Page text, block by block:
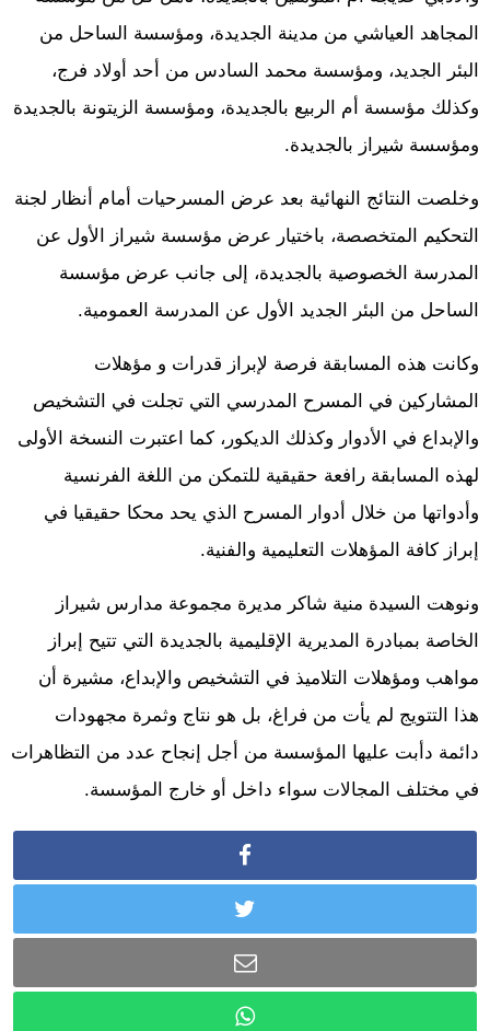
المجاهد العياشي من مدينة الجديدة، ومؤسسة الساحل من
البئر الجديد، ومؤسسة محمد السادس من أحد أولاد فرج،
وكذلك مؤسسة أم الربيع بالجديدة، ومؤسسة الزيتونة بالجديدة
ومؤسسة شيراز بالجديدة.
وخلصت النتائج النهائية بعد عرض المسرحيات أمام أنظار لجنة
التحكيم المتخصصة، باختيار عرض مؤسسة شيراز الأول عن
المدرسة الخصوصية بالجديدة، إلى جانب عرض مؤسسة
الساحل من البئر الجديد الأول عن المدرسة العمومية.
وكانت هذه المسابقة فرصة لإبراز قدرات و مؤهلات
المشاركين في المسرح المدرسي التي تجلت في التشخيص
والإبداع في الأدوار وكذلك الديكور، كما اعتبرت النسخة الأولى
لهذه المسابقة رافعة حقيقية للتمكن من اللغة الفرنسية
وأدواتها من خلال أدوار المسرح الذي يحد محكا حقيقيا في
إبراز كافة المؤهلات التعليمية والفنية.
ونوهت السيدة منية شاكر مديرة مجموعة مدارس شيراز
الخاصة بمبادرة المديرية الإقليمية بالجديدة التي تتيح إبراز
مواهب ومؤهلات التلاميذ في التشخيص والإبداع، مشيرة أن
هذا التتويج لم يأت من فراغ، بل هو نتاج وثمرة مجهودات
دائمة دأبت عليها المؤسسة من أجل إنجاح عدد من التظاهرات
في مختلف المجالات سواء داخل أو خارج المؤسسة.